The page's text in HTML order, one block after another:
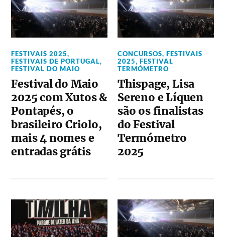
FESTIVAIS 2025,
FESTIVAIS DE PORTUGAL,
FESTIVAL DO MAIO
Festival do Maio
2025 com Xutos &
Pontapés, o
brasileiro Criolo,
mais 4 nomes e
entradas grátis
CONCURSOS,FESTIVAIS
2025,FESTIVAL
TERMÓMETRO
Thispage, Lisa
Sereno e Líquen
são os finalistas
do Festival
Termómetro
2025